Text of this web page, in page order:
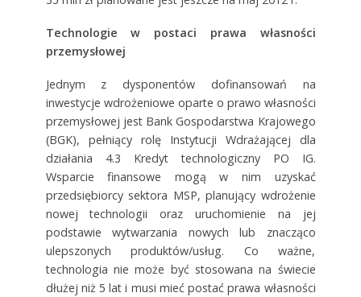
Technologie w postaci prawa własności
przemysłowej
Jednym z dysponentów dofinansowań na
inwestycje wdrożeniowe oparte o prawo własności
przemysłowej jest Bank Gospodarstwa Krajowego
(BGK), pełniący rolę Instytucji Wdrażającej dla
działania 4.3 Kredyt technologiczny PO IG.
Wsparcie finansowe mogą w nim uzyskać
przedsiębiorcy sektora MSP, planujący wdrożenie
nowej technologii oraz uruchomienie na jej
podstawie wytwarzania nowych lub znacząco
ulepszonych produktów/usług. Co ważne,
technologia nie może być stosowana na świecie
dłużej niż 5 lat i musi mieć postać prawa własności